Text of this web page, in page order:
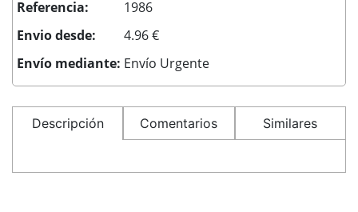
Referencia:
1986
Envio desde:
4.96 €
Envío mediante: Envío Urgente
Descripción Comentarios Similares